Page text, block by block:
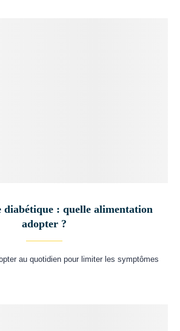
diabétique : quelle alimentation
adopter ?
au quotidien pour limiter les symptômes